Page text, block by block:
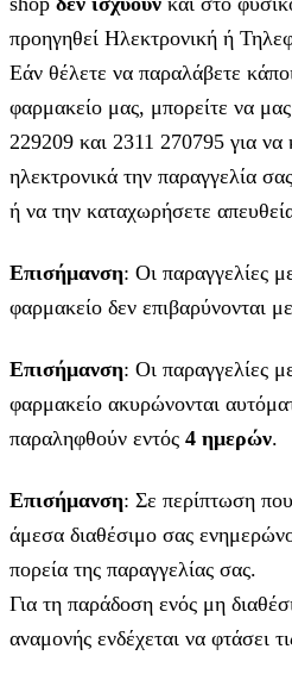
προηγηθεί Ηλεκτρονική ή
Εάν θέλετε να παραλάβετε
φαρμακείο μας, μπορείτε να
229209 και 2311 270795 για
ηλεκτρονικά την παραγγελία σας
ή να την καταχωρήσετε
Επισήμανση: Οι παραγγελίες
φαρμακείο δεν επιβαρύνονται
Επισήμανση: Οι παραγγελίες
φαρμακείο ακυρώνονται
παραληφθούν εντός 4 ημερών.
Επισήμανση: Σε περίπτωση
άμεσα διαθέσιμο σας
πορεία της παραγγελίας σας.
Για τη παράδοση ενός μη
αναμονής ενδέχεται να φτάσει